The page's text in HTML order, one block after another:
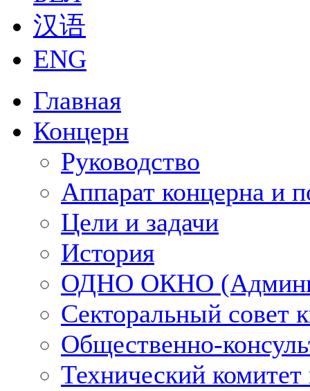
汉语
ENG
Главная
Концерн
Руководство
Аппарат концерна и
Цели и задачи
История
ОДНО ОКНО
Секторальный совет
Общественно-
Технический